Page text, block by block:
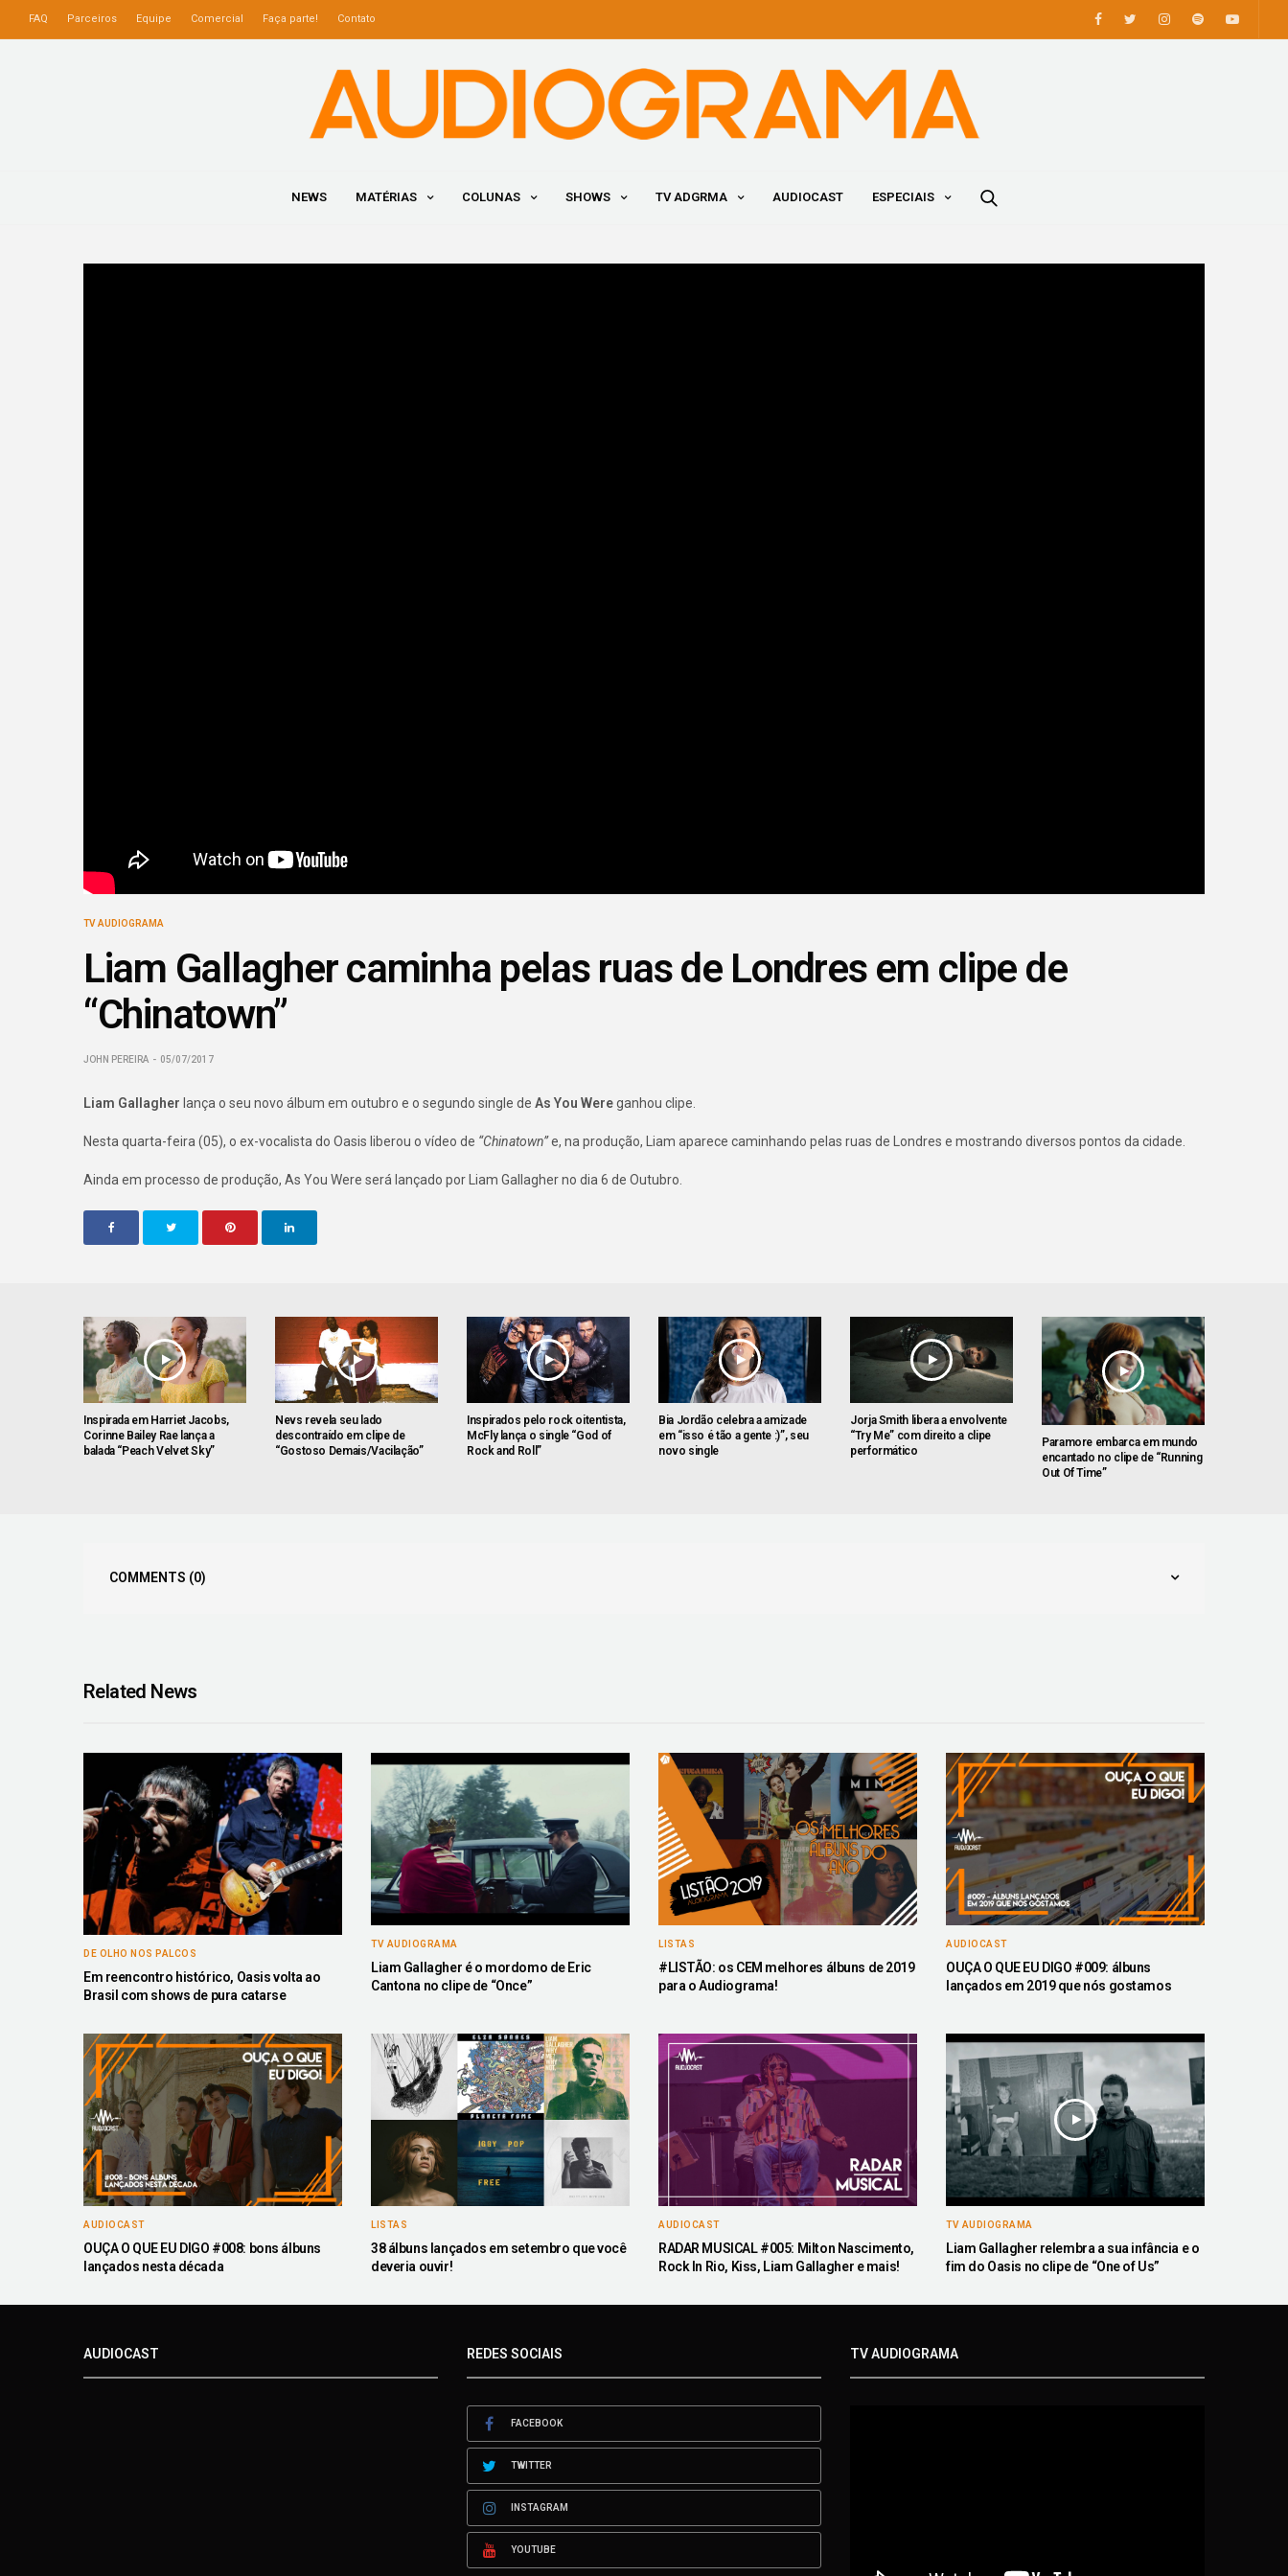
FAQ Parceiros Equipe Comercial Faça parte! Contato
NEWS MATÉRIAS COLUNAS SHOWS TV ADGRMA AUDIOCAST ESPECIAIS
TV AUDIOGRAMA
Liam Gallagher caminha pelas ruas de Londres em clipe de
“Chinatown”
JOHN PEREIRA 05/07/2017
Liam Gallagher lança o seu novo álbum em outubro e o segundo single deAs You Wereganhou clipe.
Nesta quarta-feira (05), o ex-vocalista do Oasis liberou o vídeo de “Chinatown”e, na produção, Liam aparece caminhando pelas ruas de Londres e mostrando diversos pontos da cidade.
Ainda em processo de produção, As You Were será lançado por Liam Gallagher no dia 6 de Outubro.
Inspirada em Harriet Jacobs,
Corinne Bailey Rae lança a
balada “Peach Velvet Sky”
Nevs revela seu lado
descontraído em clipe de
“Gostoso Demais/Vacilação”
Inspirados pelo rock oitentista,
McFly lança o single “God of
Rock and Roll”
Bia Jordão celebra a amizade
em “isso é tão a gente :)”, seu
novo single
Jorja Smith libera a envolvente
“Try Me” com direito a clipe
performático
Paramore embarca em mundo
encantado no clipe de “Running
Out Of Time”
COMMENTS (0)
Related News
DE OLHO NOS PALCOS
Em reencontro histórico, Oasis volta ao
Brasil com shows de pura catarse
TV AUDIOGRAMA
Liam Gallagher é o mordomo de Eric
Cantona no clipe de “Once”
LISTAS
#LISTÃO: os CEM melhores álbuns de 2019
para o Audiograma!
AUDIOCAST
OUÇA O QUE EU DIGO #009: álbuns
lançados em 2019 que nós gostamos
AUDIOCAST
OUÇA O QUE EU DIGO #008: bons álbuns
lançados nesta década
LISTAS
38 álbuns lançados em setembro que você
deveria ouvir!
AUDIOCAST
RADAR MUSICAL #005: Milton Nascimento,
Rock In Rio, Kiss, Liam Gallagher e mais!
TV AUDIOGRAMA
Liam Gallagher relembra a sua infância e o
fim do Oasis no clipe de “One of Us”
AUDIOCAST REDES SOCIAIS
FACEBOOK
TWITTER
INSTAGRAM
YOUTUBE
TV AUDIOGRAMA